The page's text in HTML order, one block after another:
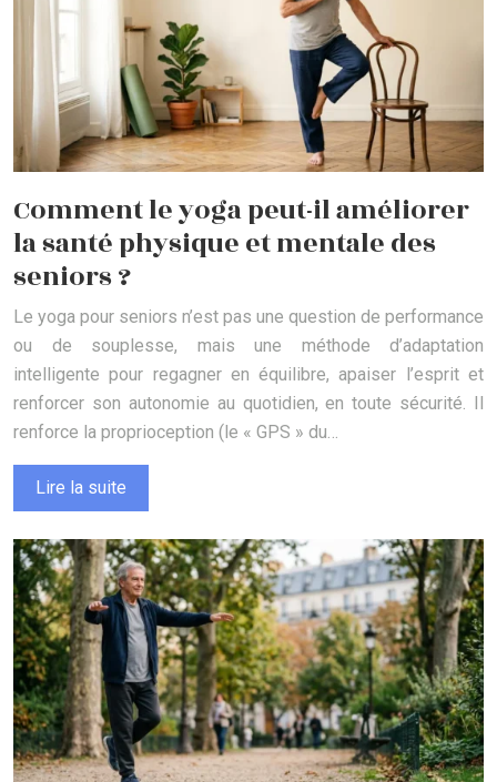
Comment le yoga peut-il améliorer
la santé physique et mentale des
seniors ?
Le yoga pour seniors n’est pas une question de performance
ou de souplesse, mais une méthode d’adaptation
intelligente pour regagner en équilibre, apaiser l’esprit et
renforcer son autonomie au quotidien, en toute sécurité. Il
renforce la proprioception (le « GPS » du…
Lire la suite